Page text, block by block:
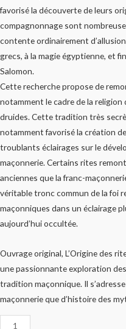
favorisé la découverte de leurs
compagnonnage sont
contente ordinairement
grecs, à la magie égyptienne, et
Salomon.
Cette recherche propose de
notamment le cadre de la
druides. Cette tradition très
notamment favorisé la création
troublants éclairages sur le
maçonnerie. Certains rites
anciennes que la franc-
véritable tronc commun de la foi
maçonniques dans un éclairage
aujourd’hui occultée.
Ouvrage original, L’Origine des
une passionnante exploration
tradition maçonnique. Il
maçonnerie que d’histoire des